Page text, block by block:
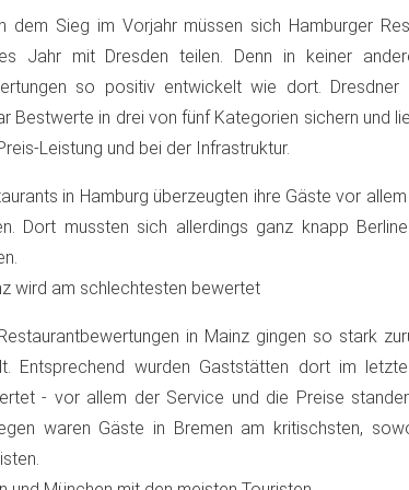
dem Sieg im Vorjahr müssen sich Hamburger
Jahr mit Dresden teilen. Denn in keiner
so positiv entwickelt wie dort. Dresdner
Bestwerte in drei von fünf Kategorien sichern und
Leistung und bei der Infrastruktur.
in Hamburg überzeugten ihre Gäste vor
Dort mussten sich allerdings ganz knapp
wird am schlechtesten bewertet
in Mainz gingen so stark
Entsprechend wurden Gaststätten dort im
- vor allem der Service und die Preise
waren Gäste in Bremen am kritischsten,